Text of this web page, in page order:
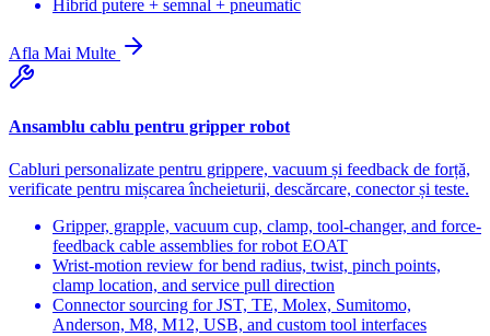
Hibrid putere + semnal + pneumatic
Afla Mai Multe
Ansamblu cablu pentru gripper robot
Cabluri personalizate pentru grippere, vacuum și feedback de forță,
verificate pentru mișcarea încheieturii, descărcare, conector și teste.
Gripper, grapple, vacuum cup, clamp, tool-changer, and force-
feedback cable assemblies for robot EOAT
Wrist-motion review for bend radius, twist, pinch points,
clamp location, and service pull direction
Connector sourcing for JST, TE, Molex, Sumitomo,
Anderson, M8, M12, USB, and custom tool interfaces